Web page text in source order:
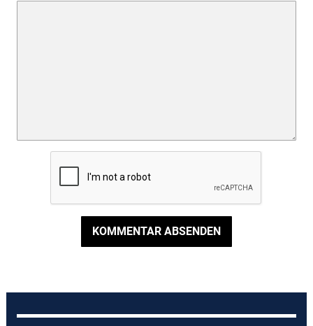
KOMMENTAR ABSENDEN